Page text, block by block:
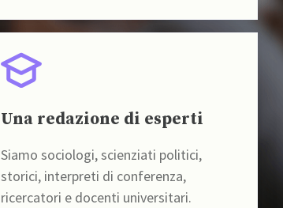
Una redazione di esperti
Siamo sociologi, scienziati politici,
storici, interpreti di conferenza,
ricercatori e docenti universitari.